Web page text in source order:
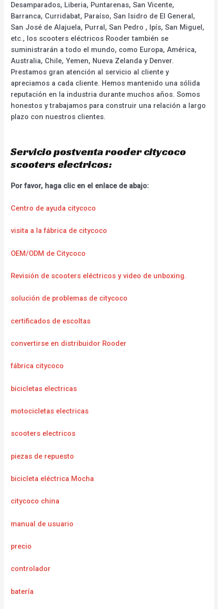
Desamparados, Liberia, Puntarenas, San Vicente,
Barranca, Curridabat, Paraíso, San Isidro de El General,
San José de Alajuela, Purral, San Pedro , Ipís, San Miguel,
etc., los scooters eléctricos Rooder también se
suministrarán a todo el mundo, como Europa, América,
Australia, Chile, Yemen, Nueva Zelanda y Denver.
Prestamos gran atención al servicio al cliente y
apreciamos a cada cliente. Hemos mantenido una sólida
reputación en la industria durante muchos años. Somos
honestos y trabajamos para construir una relación a largo
plazo con nuestros clientes.
Servicio postventa rooder citycoco
scooters electricos:
Por favor, haga clic en el enlace de abajo:
Centro de ayuda citycoco
visita a la fábrica de citycoco
OEM/ODM de Citycoco
Revisión de scooters eléctricos y video de unboxing.
solución de problemas de citycoco
certificados de escoltas
convertirse en distribuidor Rooder
fábrica citycoco
bicicletas electricas
motocicletas electricas
scooters electricos
piezas de repuesto
bicicleta eléctrica Mocha
citycoco china
manual de usuario
precio
controlador
batería